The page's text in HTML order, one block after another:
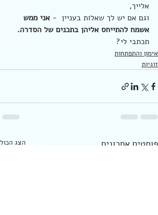
אלייך,
וגם אם יש לך שאלות בעניין  - אני ממש
אשמח להתייחס אליהן בתכנים של הסדרה.
תכתבי לי?
אימון והתפתחות
זוגיות
פוסטים אחרונים הצג הכול